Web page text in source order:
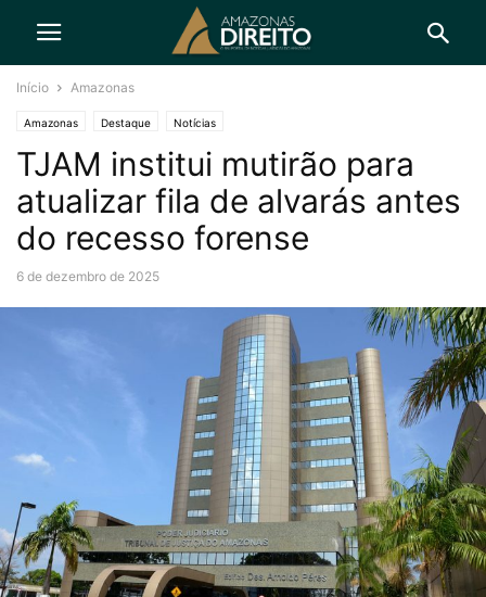
Início Amazonas
Amazonas Destaque Notícias
TJAM institui mutirão para
atualizar fila de alvarás antes
do recesso forense
6 de dezembro de 2025